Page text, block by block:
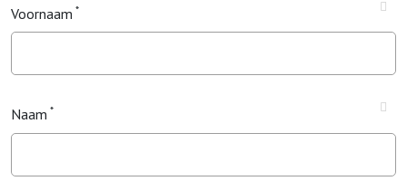
Voornaam
Naam